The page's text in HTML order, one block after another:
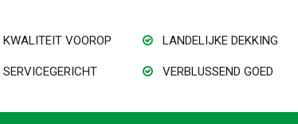
KWALITEIT VOOROP LANDELIJKE DEKKING
SERVICEGERICHT VERBLUSSEND GOED